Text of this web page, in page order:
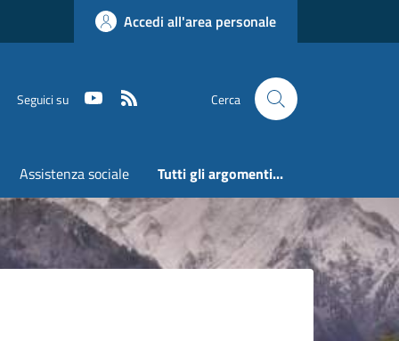
Accedi all'area personale
Seguici su Youtube Cerca
Assistenza sociale Tutti gli argomenti...